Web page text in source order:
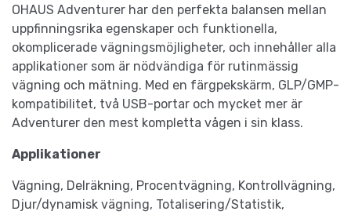
OHAUS Adventurer har den perfekta balansen mellan
uppfinningsrika egenskaper och funktionella,
okomplicerade vägningsmöjligheter, och innehåller alla
applikationer som är nödvändiga för rutinmässig
vägning och mätning. Med en färgpekskärm, GLP/GMP-
kompatibilitet, två USB-portar och mycket mer är
Adventurer den mest kompletta vågen i sin klass.
Applikationer
Vägning, Delräkning, Procentvägning, Kontrollvägning,
Djur/dynamisk vägning, Totalisering/Statistik,